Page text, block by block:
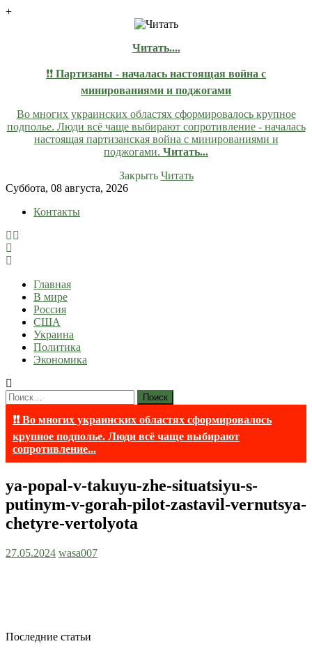
+
Читать....
❗❗ Партизаны - началась настоящая война с
минированиями и поджогами
Во многих украинских областях сформировалось крупное
подполье. Люди всё чаще выбирают сопротивление - началась
настоящая партизанская война с минированиями и
поджогами. Читать...
Закрыть Читать
Skip
content
Суббота, 08 августа, 2026
Контакты
lentaruss
lentaruss — Новости
Главная
В мире
Россия
США
Украина
Политика
Экономика
Найти:
❗❗ Во многих украинских областях сформировалось
крупное подполье. Люди всё чаще выбирают
сопротивление...
ya-popal-v-takuyu-zhe-situatsiyu-s-
putinym-v-gorah-pilot-zastavil-vernutsya-
chetyre-vertolyota
27.05.2024 wasa007
Последние статьи